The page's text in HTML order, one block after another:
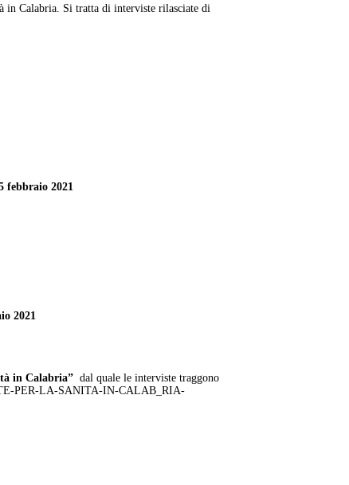
in Calabria. Si tratta di interviste rilasciate di
febbraio 2021
2021
in Calabria” dal quale le interviste traggono
PER-LA-SANITA-IN-CALAB_RIA-